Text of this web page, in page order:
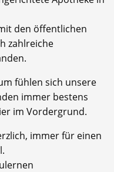
den öffentlichen
zahlreiche
fühlen sich unsere
immer bestens
im Vordergrund.
immer für einen